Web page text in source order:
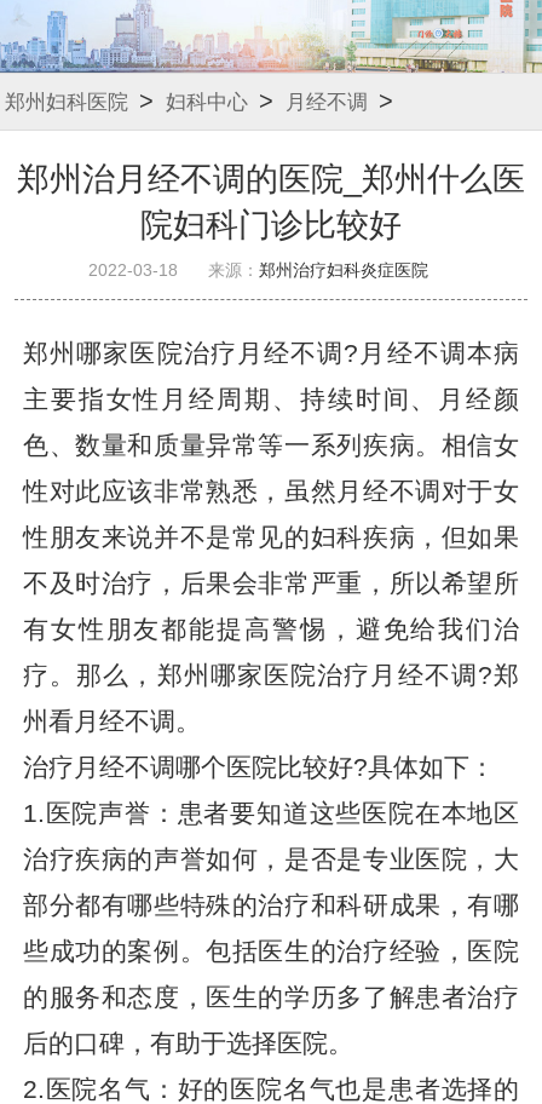
郑州妇科医院 > 妇科中心 > 月经不调 >
郑州治月经不调的医院_郑州什么医
院妇科门诊比较好
2022-03-18 来源： 郑州治疗妇科炎症医院
郑州哪家医院治疗月经不调?月经不调本病
主要指女性月经周期、持续时间、月经颜
色、数量和质量异常等一系列疾病。相信女
性对此应该非常熟悉，虽然月经不调对于女
性朋友来说并不是常见的妇科疾病，但如果
不及时治疗，后果会非常严重，所以希望所
有女性朋友都能提高警惕，避免给我们治
疗。那么，郑州哪家医院治疗月经不调?郑
州看月经不调。
治疗月经不调哪个医院比较好?具体如下：
1.医院声誉：患者要知道这些医院在本地区
治疗疾病的声誉如何，是否是专业医院，大
部分都有哪些特殊的治疗和科研成果，有哪
些成功的案例。包括医生的治疗经验，医院
的服务和态度，医生的学历多了解患者治疗
后的口碑，有助于选择医院。
2.医院名气：好的医院名气也是患者选择的